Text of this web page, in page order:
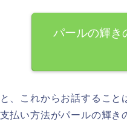
パールの輝き
、これからお話すること
払い方法がパールの輝